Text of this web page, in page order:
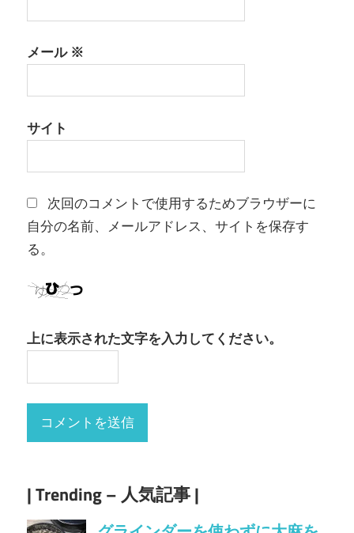
メール※
サイト
次回のコメントで使用するためブラウザーに
自分の名前、メールアドレス、サイトを保存す
る。
上に表示された文字を入力してください。
| Trending – 人気記事 |